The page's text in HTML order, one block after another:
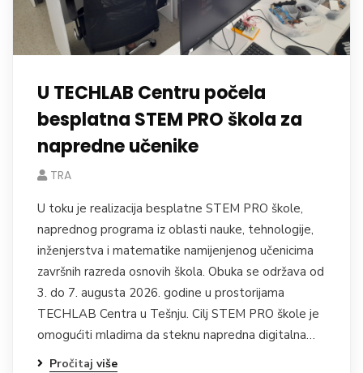
U TECHLAB Centru počela
besplatna STEM PRO škola za
napredne učenike
TRA
U toku je realizacija besplatne STEM PRO škole,
naprednog programa iz oblasti nauke, tehnologije,
inženjerstva i matematike namijenjenog učenicima
završnih razreda osnovih škola. Obuka se održava od
3. do 7. augusta 2026. godine u prostorijama
TECHLAB Centra u Tešnju. Cilj STEM PRO škole je
omogućiti mladima da steknu napredna digitalna…
Pročitaj više